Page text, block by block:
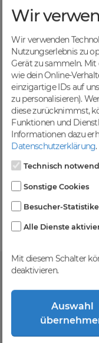
Nützliche Tools
Von Domainern für
übersichtlichen
Günstige Preise
Backorders bereits
Level und zzgl.
Kein
Einfaches System
FAQ
Was ist
Wir
Wir verwenden
Nutzungserlebnis zu
Gerät zu sammeln.
wie dein Online-
einzigartige IDs auf
zu personalisieren).
diese zurücknimmst,
Funktionen und
Informationen dazu
Datenschutzerklärung.
Technisch
Sonstige Cookies
Besucher-
Alle Dienste
Mit diesem Schalter
deaktivieren.
Auswahl